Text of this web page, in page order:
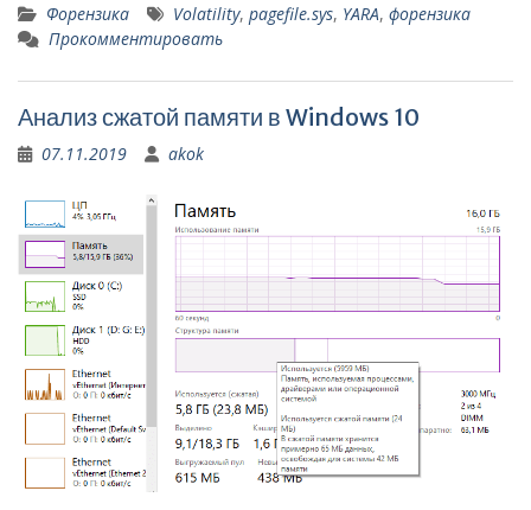
Форензика Volatility, pagefile.sys, YARA, форензика
Прокомментировать
Анализ сжатой памяти в Windows 10
07.11.2019 akok